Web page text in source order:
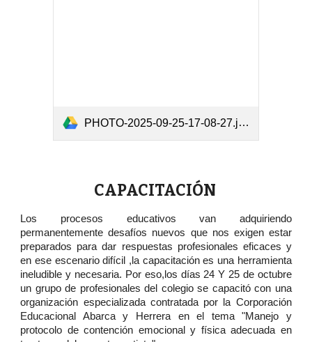
PHOTO-2025-09-25-17-08-27.jpg
CAPACITACIÓN
Los procesos educativos van adquiriendo
permanentemente desafíos nuevos que nos exigen estar
preparados para dar respuestas profesionales eficaces y
en ese escenario difícil ,la capacitación es una herramienta
ineludible y necesaria. Por eso,los días 24 Y 25 de octubre
un grupo de profesionales del colegio se capacitó con una
organización especializada contratada por la Corporación
Educacional Abarca y Herrera en el tema "Manejo y
protocolo de contención emocional y física adecuada en